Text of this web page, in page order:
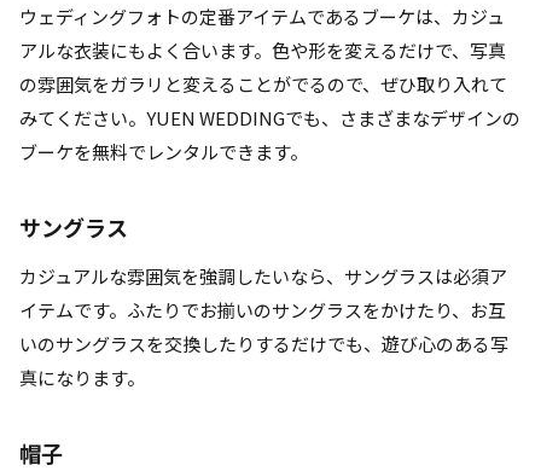
ウェディングフォトの定番アイテムであるブーケは、カジュ
アルな衣装にもよく合います。色や形を変えるだけで、写真
の雰囲気をガラリと変えることがでるので、ぜひ取り入れて
みてください。YUEN WEDDINGでも、さまざまなデザインの
ブーケを無料でレンタルできます。
サングラス
カジュアルな雰囲気を強調したいなら、サングラスは必須ア
イテムです。ふたりでお揃いのサングラスをかけたり、お互
いのサングラスを交換したりするだけでも、遊び心のある写
真になります。
帽子